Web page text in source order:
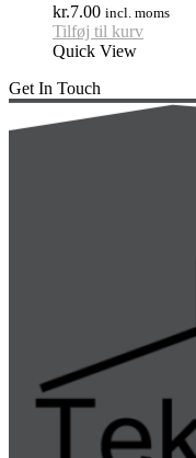
kr.7.00 incl. moms
Tilføj til kurv
Quick View
Get In Touch